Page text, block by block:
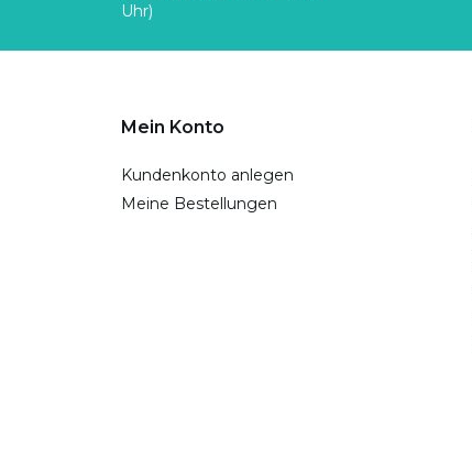
Uhr)
Mein Konto
Kundenkonto anlegen
Meine Bestellungen